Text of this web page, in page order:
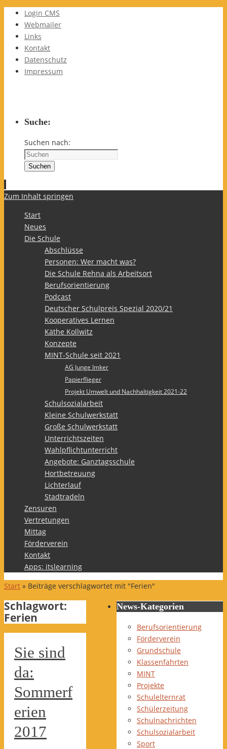
Login CMS
Webmailer
Links
Kontakt
Datenschutz
Impressum
Suche:
Suchen nach:
Suchen
Zum Inhalt springen
Start
Neues
Die Schule
Abschlüsse
Personen: Wer macht was?
Die Schule Rehna als Arbeitsort
Berufsorientierung
Podcast
Deutscher Schulpreis Spezial 2020/21
Kooperatives Lernen
Käthe Kollwitz
Konzepte
MINT-Schule seit 2021
AG Junge Imker
Papierflieger
Projekt Umwelt und Nachhaltigkeit 2021-22
Schulsozialarbeit
Kleine Schulwerkstatt
Große Schulwerkstatt
Unterrichtszeiten
Wahlpflichtunterricht
Angebote: Ganztagsschule
Hortbetreuung
Lichterlauf
Stadtradeln
Zensuren
Vertretungen
Mittag
Förderverein
Kontakt
Apps: itslearning
Start » Beiträge verschlagwortet mit "Ferien"
Schlagwort:
Ferien
Sie sind
da:
Sommerf
erien
2017
News-Kategorien
Berufsorientierung
Förderverein
Grundschule
Klassenfahrten
MINT
Projekte
Schulelternrat
Schülerzeitung
Schulnachrichten
Schulsozialarbeit
Sport